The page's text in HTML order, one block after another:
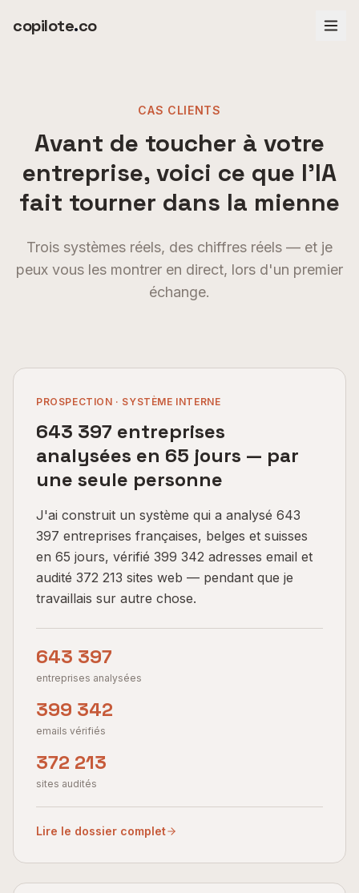
copilote.co
CAS CLIENTS
Avant de toucher à votre
entreprise, voici ce que l'IA
fait tourner dans la mienne
Trois systèmes réels, des chiffres réels — et je
peux vous les montrer en direct, lors d'un premier
échange.
PROSPECTION · SYSTÈME INTERNE
643 397 entreprises
analysées en 65 jours — par
une seule personne
J'ai construit un système qui a analysé 643
397 entreprises françaises, belges et suisses
en 65 jours, vérifié 399 342 adresses email et
audité 372 213 sites web — pendant que je
travaillais sur autre chose.
643 397
entreprises analysées
399 342
emails vérifiés
372 213
sites audités
Lire le dossier complet